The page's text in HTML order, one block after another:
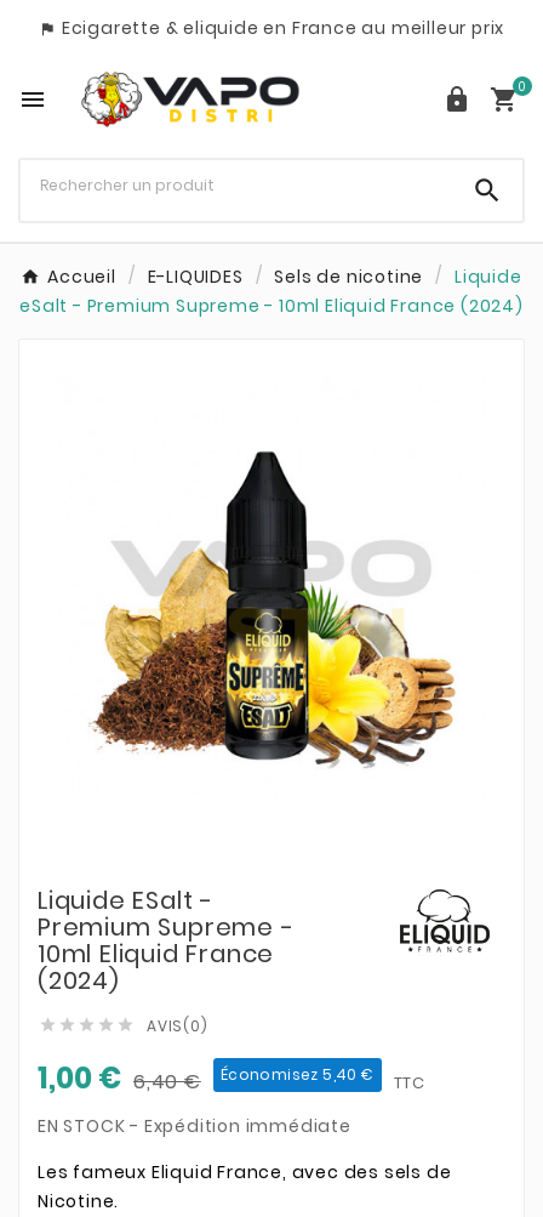
 Ecigarette & eliquide en France au meilleur prix
  0

Accueil E-LIQUIDES Sels de nicotine
Liquide
eSalt - Premium Supreme - 10ml Eliquid France (2024)
Liquide ESalt -
Premium Supreme -
10ml Eliquid France
(2024)
     AVIS(0)
1,00 € 6,40 € Économisez 5,40 € TTC
EN STOCK - Expédition immédiate
Les fameux Eliquid France, avec des sels de
Nicotine.